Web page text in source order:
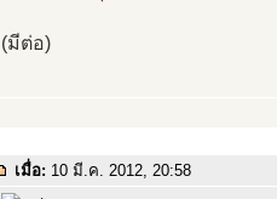
(มีต่อ)
เมื่อ: 10 มี.ค. 2012, 20:58